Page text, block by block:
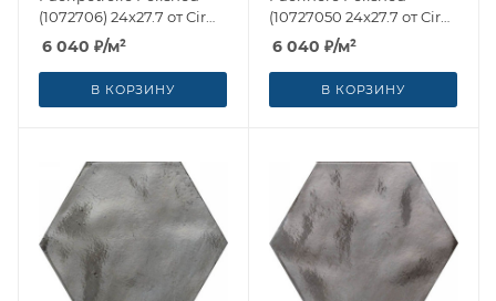
(1072706) 24x27.7 от Cir
Ceramiche (Италия)
6 040 ₽/м²
В КОРЗИНУ
(10727050 24x27.7 от Cir
Ceramiche (Италия)
6 040 ₽/м²
В КОРЗИНУ